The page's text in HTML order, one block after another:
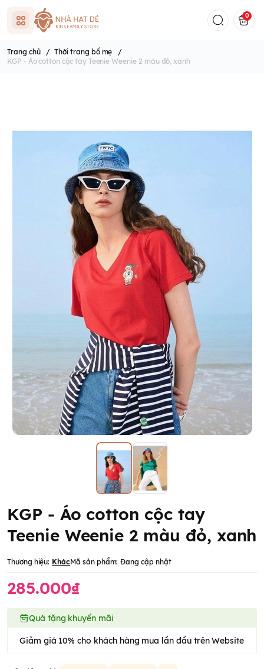
0
Trang chủ / Thời trang bố mẹ
/
KGP - Áo cotton cộc tay Teenie Weenie 2 màu đỏ, xanh
KGP - Áo cotton cộc tay
Teenie Weenie 2 màu đỏ, xanh
Thương hiệu: KhácMã sản phẩm: Đang cập nhật
285.000₫
Quà tặng khuyến mãi
Giảm giá 10% cho khách hàng mua lần đầu trên Website